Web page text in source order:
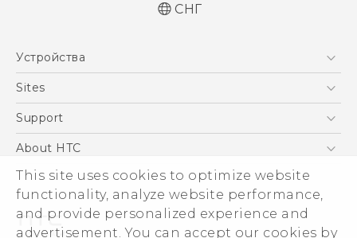
This site uses cookies to optimize website
functionality, analyze website performance,
and provide personalized experience and
advertisement. You can accept our cookies by
Русский - Руководство пользователя
соответствию стандартам
Қазақ - жұмысты бастау нұсқаулығы
ақпараты
English - Quick start guide
English - User manual
СНГ
Устройства
5G
EXODUS
VIVE
Sites
HTC Dev
Support
ПОДДЕРЖКА
About HTC
ESG
Инвестирование
Политика конфиденциальности